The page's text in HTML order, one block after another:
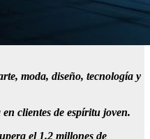
moda, diseño, tecnología y
clientes de espíritu joven.
el 1.2 millones de